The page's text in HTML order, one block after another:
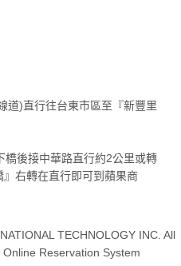
)直行往台東市區至『新豐里
後接中華路直行約2公里或轉
右轉在直行即可到蘋果商
TECHNOLOGY INC. All
Reservation System